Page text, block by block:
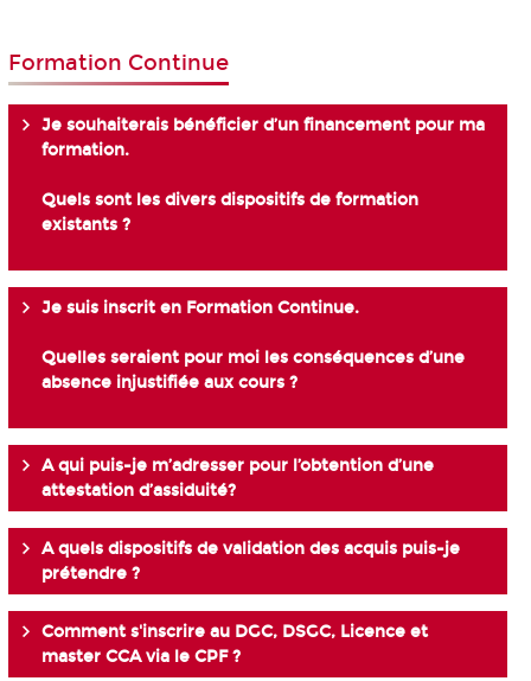
Formation Continue
Je souhaiterais bénéficier d’un financement pour ma
formation.
Quels sont les divers dispositifs de formation
existants ?
Je suis inscrit en Formation Continue.
Quelles seraient pour moi les conséquences d’une
absence injustifiée aux cours ?
A qui puis-je m’adresser pour l’obtention d’une
attestation d’assiduité?
A quels dispositifs de validation des acquis puis-je
prétendre ?
Comment s'inscrire au DGC, DSGC, Licence et
master CCA via le CPF ?